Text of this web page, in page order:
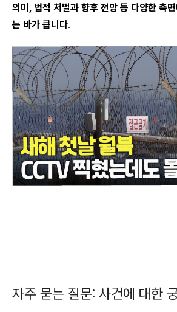
의미, 법적 처벌과 향후 전망 등 다양한 측
는 바가 큽니다.
자주 묻는 질문: 사건에 대한